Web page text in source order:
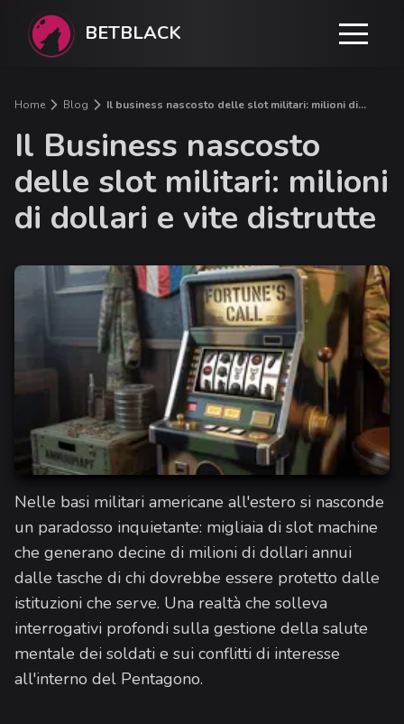
BETBLACK
Home Blog
Il business nascosto delle slot militari: milioni di
Il Business nascosto
delle slot militari: milioni
di dollari e vite distrutte
Nelle basi militari americane all'estero si nasconde
un paradosso inquietante: migliaia di slot machine
che generano decine di milioni di dollari annui
dalle tasche di chi dovrebbe essere protetto dalle
istituzioni che serve. Una realtà che solleva
interrogativi profondi sulla gestione della salute
mentale dei soldati e sui conflitti di interesse
all'interno del Pentagono.